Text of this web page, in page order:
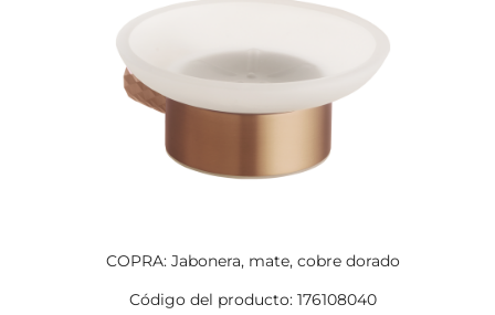
COPRA: Jabonera, mate, cobre dorado
Código del producto: 176108040